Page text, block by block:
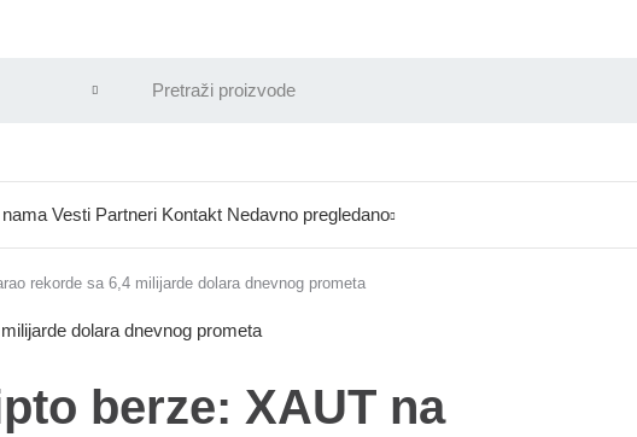
Vesti Partneri Kontakt Nedavno pregledano
rekorde sa 6,4 milijarde dolara dnevnog prometa
berze: XAUT na